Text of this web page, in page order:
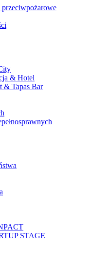
przeciwpożarowe
& Hotel
& Tapas Bar
STAGE